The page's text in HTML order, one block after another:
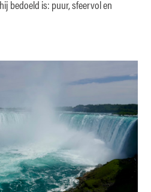
bedoeld is: puur, sfeervol en